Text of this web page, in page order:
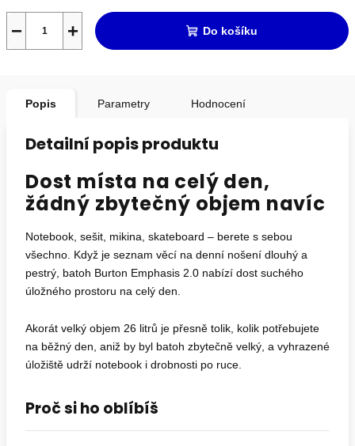
+
− Do košíku
Popis Parametry Hodnocení
Detailní popis produktu
Dost místa na celý den,
žádný zbytečný objem navíc
Notebook, sešit, mikina, skateboard – berete s sebou
všechno. Když je seznam věcí na denní nošení dlouhý a
pestrý, batoh Burton Emphasis 2.0 nabízí dost suchého
úložného prostoru na celý den.
Akorát velký objem 26 litrů je přesně tolik, kolik potřebujete
na běžný den, aniž by byl batoh zbytečně velký, a vyhrazené
úložiště udrží notebook i drobnosti po ruce.
Proč si ho oblíbíš